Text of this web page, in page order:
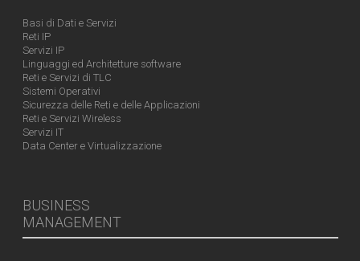
Basi di Dati e Servizi
Reti IP
Servizi IP
Linguaggi ed Architetture software
Reti e Servizi di TLC
Sistemi Operativi
Sicurezza delle Reti e delle Applicazioni
Reti e Servizi Wireless
Servizi IT
Data Center e Virtualizzazione
BUSINESS
MANAGEMENT